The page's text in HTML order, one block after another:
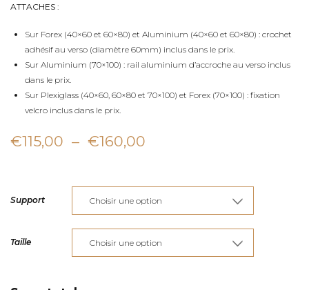
ATTACHES :
Sur Forex (40×60 et 60×80) et Aluminium (40×60 et 60×80) : crochet
adhésif au verso (diamètre 60mm) inclus dans le prix.
Sur Aluminium (70×100) : rail aluminium d’accroche au verso inclus
dans le prix.
Sur Plexiglass (40×60, 60×80 et 70×100) et Forex (70×100) : fixation
velcro inclus dans le prix.
€115,00 – €160,00
prix :
€115,00
à
€160,00
Support
Taille